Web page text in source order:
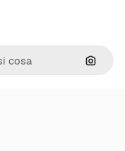
Cerca